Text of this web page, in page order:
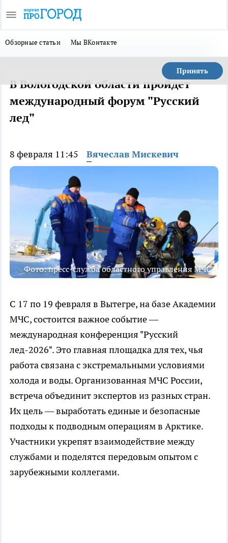
Обзорные статьи Мы ВКонтакте
Принять
В Вологодской области пройдет
международный форум "Русский
лед"
8 февраля 11:45 Вячеслав Мискевич
Фото: пресс-служба областного управления МЧС
С 17 по 19 февраля в Вытегре, на базе Академии
МЧС, состоится важное событие —
международная конференция "Русский
лед-2026". Это главная площадка для тех, чья
работа связана с экстремальными условиями
холода и воды. Организованная МЧС России,
встреча объединит экспертов из разных стран.
Их цель — выработать единые и безопасные
подходы к подводным операциям в Арктике.
Участники укрепят взаимодействие между
службами и поделятся передовым опытом с
зарубежными коллегами.